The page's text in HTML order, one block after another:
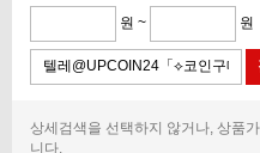
원 ~ 원
상세검색을 선택하지 않거나, 상품
니다.